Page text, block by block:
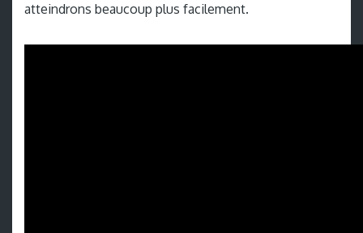
atteindrons beaucoup plus facilement.